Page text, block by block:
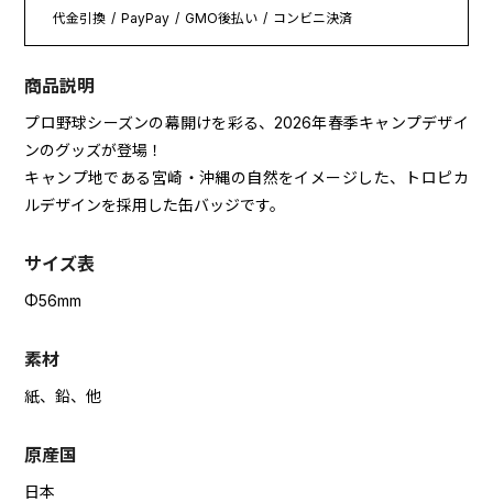
代金引換 PayPay GMO後払い コンビニ決済
商品説明
プロ野球シーズンの幕開けを彩る、2026年春季キャンプデザイ
ンのグッズが登場！
キャンプ地である宮崎・沖縄の自然をイメージした、トロピカ
ルデザインを採用した缶バッジです。
サイズ表
Φ56mm
素材
紙、鉛、他
原産国
日本